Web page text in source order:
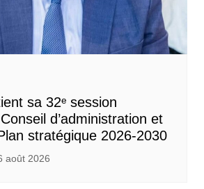
sa 32ᵉ session
d’administration et
stratégique 2026-2030
août 2026